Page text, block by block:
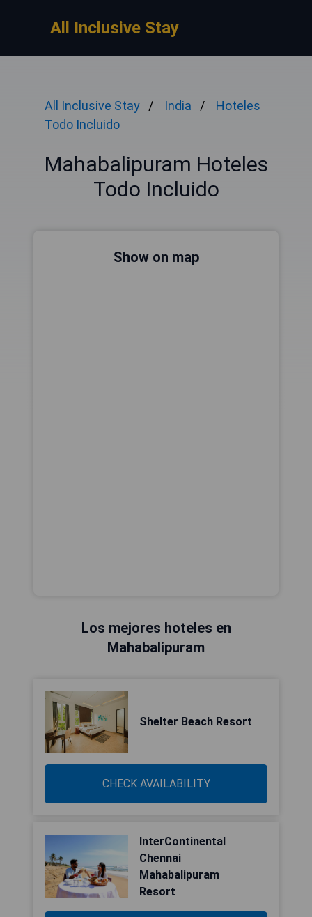
All Inclusive Stay
All Inclusive Stay India
Hoteles
Todo Incluido
Mahabalipuram Hoteles
Todo Incluido
Show on map
Los mejores hoteles en
Mahabalipuram
Shelter Beach Resort
CHECK AVAILABILITY
InterContinental
Chennai
Mahabalipuram
Resort